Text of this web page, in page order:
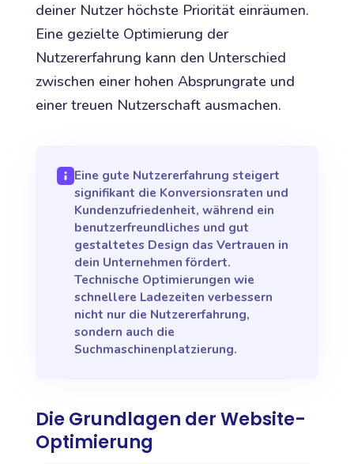
deiner Nutzer höchste Priorität einräumen.
Eine gezielte Optimierung der
Nutzererfahrung kann den Unterschied
zwischen einer hohen Absprungrate und
einer treuen Nutzerschaft ausmachen.
Eine gute Nutzererfahrung steigert
signifikant die Konversionsraten und
Kundenzufriedenheit, während ein
benutzerfreundliches und gut
gestaltetes Design das Vertrauen in
dein Unternehmen fördert.
Technische Optimierungen wie
schnellere Ladezeiten verbessern
nicht nur die Nutzererfahrung,
sondern auch die
Suchmaschinenplatzierung.
Die Grundlagen der Website-
Optimierung